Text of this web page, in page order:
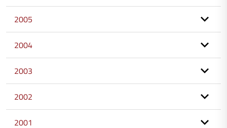
2005
2004
2003
2002
2001